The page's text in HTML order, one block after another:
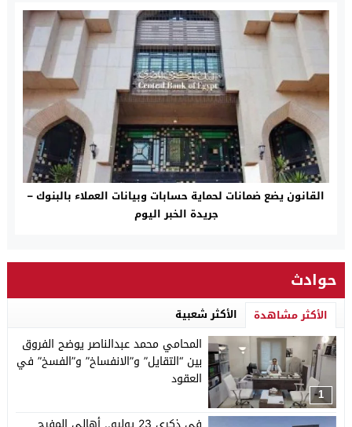
القانون يضع ضمانات لحماية حسابات وبيانات العملاء بالبنوك –
جريدة الخبر اليوم
حوادث
الأكثر مشاهدة الأكثر شعبية
1
المحامي محمد عبدالناصر يوضح الفروق
بين “التقايل” و”الانفساخ” و”الفسخ” في
العقود